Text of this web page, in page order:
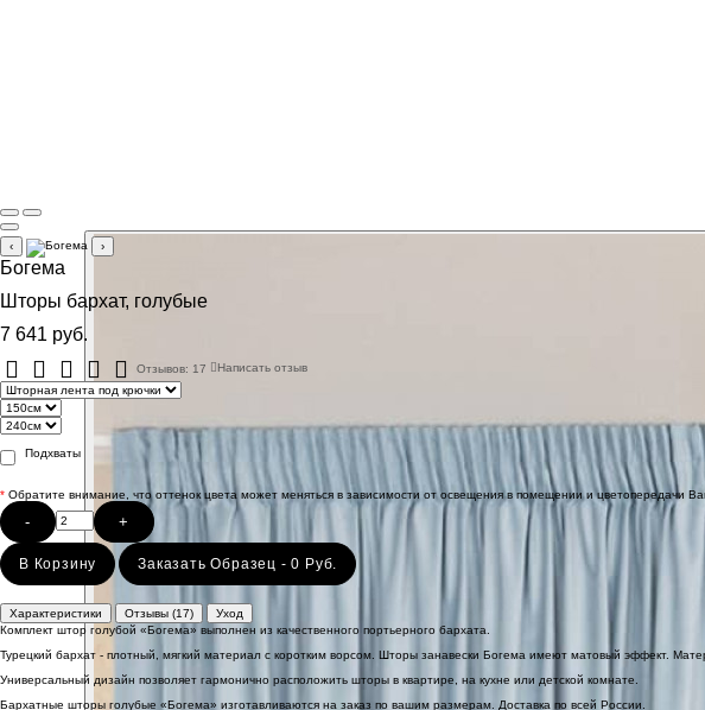
‹ ›
Богема
Шторы бархат, голубые
7 641 руб.
Отзывов: 17 Написать отзыв
Подхваты
* Обратите внимание, что оттенок цвета может меняться в зависимости от освещения в помещении и цветопередачи
- +
В Корзину Заказать Образец - 0 Руб.
Характеристики Отзывы (17)
Уход
Комплект штор голубой «Богема» выполнен из качественного портьерного бархата.
Турецкий бархат - плотный, мягкий материал с коротким ворсом. Шторы занавески Богема имеют матовый эффект.
Универсальный дизайн позволяет гармонично расположить шторы в квартире, на кухне или детской комнате.
Бархатные шторы голубые «Богема» изготавливаются на заказ по вашим размерам. Доставка по всей России.